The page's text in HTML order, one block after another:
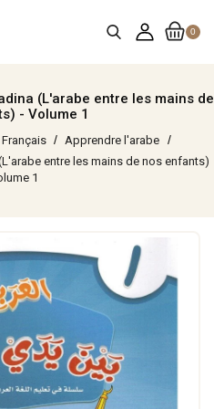
0
(L'arabe entre les mains de
- Volume 1
Apprendre l'arabe
entre les mains de nos enfants)
1